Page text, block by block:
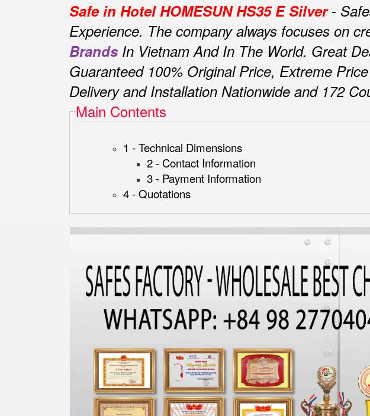
Safe in Hotel HOMESUN HS35 E Silver-
Experience. The company always focuses on
Brands In Vietnam And In The World. Great
Guaranteed 100% Original Price, Extreme
Delivery and Installation Nationwide and 172
Main Contents
1 - Technical Dimensions
2 - Contact Information
3 - Payment Information
4 - Quotations